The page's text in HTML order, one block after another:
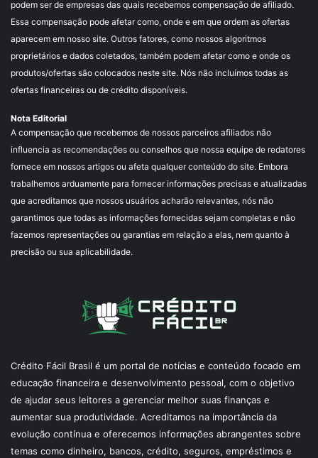
podem ser de empresas das quais recebemos compensação de afiliado.
Essa compensação pode afetar como, onde e em que ordem as ofertas
aparecem em nosso site. Outros fatores, como nossos algoritmos
proprietários e dados coletados, também podem afetar como e onde os
produtos/ofertas são colocados neste site. Nós não incluímos todas as
ofertas financeiras ou de crédito disponíveis.
Nota Editorial
A compensação que recebemos de nossos parceiros afiliados não
influencia as recomendações ou conselhos que nossa equipe de redatores
fornece em nossos artigos ou afeta qualquer conteúdo do site. Embora
trabalhemos arduamente para fornecer informações precisas e atualizadas
que acreditamos que nossos usuários acharão relevantes, nós não
garantimos que todas as informações fornecidas sejam completas e não
fazemos representações ou garantias em relação a elas, nem quanto à
precisão ou sua aplicabilidade.
Crédito Fácil Brasil é um portal de notícias e conteúdo focado em
educação financeira e desenvolvimento pessoal, com o objetivo
de ajudar seus leitores a gerenciar melhor suas finanças e
aumentar sua produtividade. Acreditamos na importância da
evolução contínua e oferecemos informações abrangentes sobre
temas como dinheiro, bancos, crédito, seguros, empréstimos e